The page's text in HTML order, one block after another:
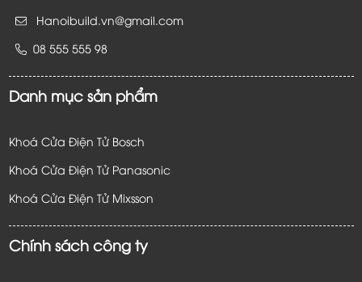
Hanoibuild.vn@gmail.com
08 555 555 98
Danh mục sản phẩm
Khoá Cửa Điện Tử Bosch
Khoá Cửa Điện Tử Panasonic
Khoá Cửa Điện Tử Mixsson
Chính sách công ty